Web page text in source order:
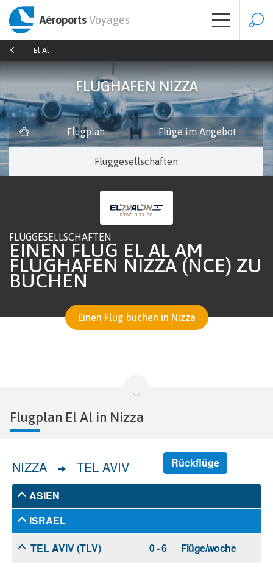
AéroportsVoyages
El Al
FLUGHAFEN NIZZA
Flugplan Flüge im Angebot
Fluggesellschaften
FLUGGESELLSCHAFTEN
EINEN FLUG EL AL AM
FLUGHAFEN NIZZA (NCE) ZU
BUCHEN
Einen Flug buchen in Nizza
Flugplan El Al in Nizza